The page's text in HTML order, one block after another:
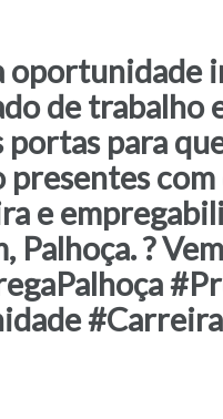
oportunidade
de trabalho
para
e
Palhoça. ?